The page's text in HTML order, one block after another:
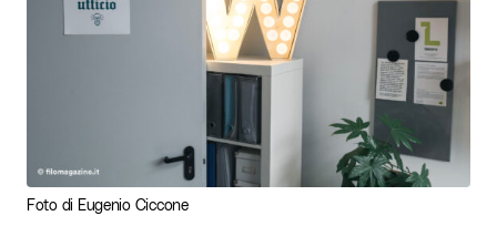
Foto di Eugenio Ciccone